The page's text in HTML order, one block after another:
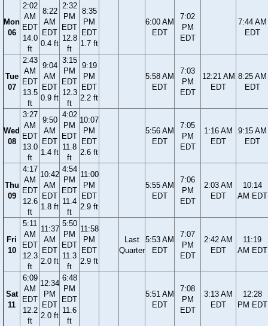
Mon
06
2:02
AM
EDT
14.0
ft
8:22
AM
EDT
0.4 ft
2:32
PM
EDT
12.8
ft
8:35
PM
EDT
1.7 ft
6:00 AM
EDT
7:02
PM
EDT
7:44 AM
EDT
Tue
07
2:43
AM
EDT
13.5
ft
9:04
AM
EDT
0.9 ft
3:15
PM
EDT
12.3
ft
9:19
PM
EDT
2.2 ft
5:58 AM
EDT
7:03
PM
EDT
12:21 AM
EDT
8:25 AM
EDT
Wed
08
3:27
AM
EDT
13.0
ft
9:50
AM
EDT
1.4 ft
4:02
PM
EDT
11.8
ft
10:07
PM
EDT
2.6 ft
5:56 AM
EDT
7:05
PM
EDT
1:16 AM
EDT
9:15 AM
EDT
Thu
09
4:17
AM
EDT
12.6
ft
10:42
AM
EDT
1.8 ft
4:54
PM
EDT
11.4
ft
11:00
PM
EDT
2.9 ft
5:55 AM
EDT
7:06
PM
EDT
2:03 AM
EDT
10:14
AM EDT
Fri
10
5:11
AM
EDT
12.3
ft
11:37
AM
EDT
2.0 ft
5:50
PM
EDT
11.3
ft
11:58
PM
EDT
2.9 ft
Last
Quarter
5:53 AM
EDT
7:07
PM
EDT
2:42 AM
EDT
11:19
AM EDT
Sat
11
6:09
AM
EDT
12.2
ft
12:34
PM
EDT
2.0 ft
6:48
PM
EDT
11.6
ft
5:51 AM
EDT
7:08
PM
EDT
3:13 AM
EDT
12:28
PM EDT